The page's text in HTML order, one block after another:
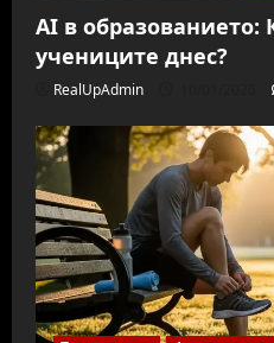
AI в образованието:
учениците днес?
RealUpAdmin